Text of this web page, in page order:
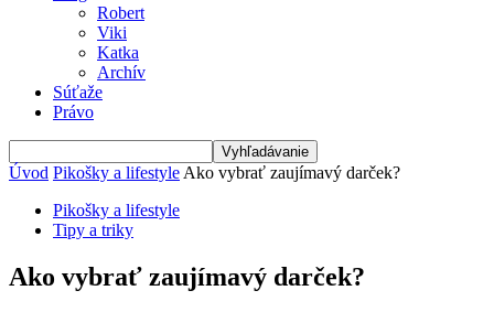
Robert
Viki
Katka
Archív
Súťaže
Právo
Úvod Pikošky a lifestyle Ako vybrať zaujímavý darček?
Pikošky a lifestyle
Tipy a triky
Ako vybrať zaujímavý darček?